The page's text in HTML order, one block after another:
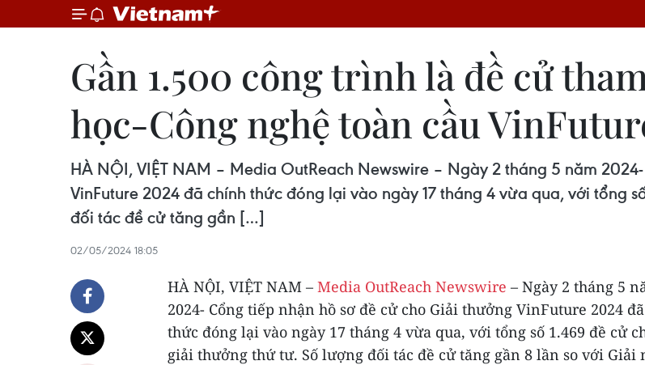
Gần 1.500 công trình là đề cử
học-Công nghệ toàn cầu
HÀ NỘI, VIỆT NAM – Media OutReach Newswire – Ngày 2 tháng 5 năm
VinFuture 2024 đã chính thức đóng lại vào ngày 17 tháng 4 vừa qua, với tổng
đối tác đề cử tăng gần […]
02/05/2024 18:05
HÀ NỘI, VIỆT NAM – Media OutReach Newswire – Ngày 2 tháng 5
2024- Cổng tiếp nhận hồ sơ đề cử cho Giải thưởng VinFuture 2024
thức đóng lại vào ngày 17 tháng 4 vừa qua, với tổng số 1.469 đề cử
giải thưởng thứ tư. Số lượng đối tác đề cử tăng gần 8 lần so với Giải